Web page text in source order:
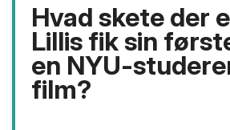
Hvad skete der
Lillis fik sin
en NYU-
film?